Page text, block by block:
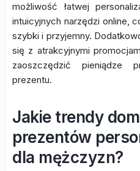
możliwość łatwej
intuicyjnych narzędzi online,
szybki i przyjemny.
się z atrakcyjnymi
zaoszczędzić pieniądze
prezentu.
Jakie trendy
prezentów
dla mężczyzn?